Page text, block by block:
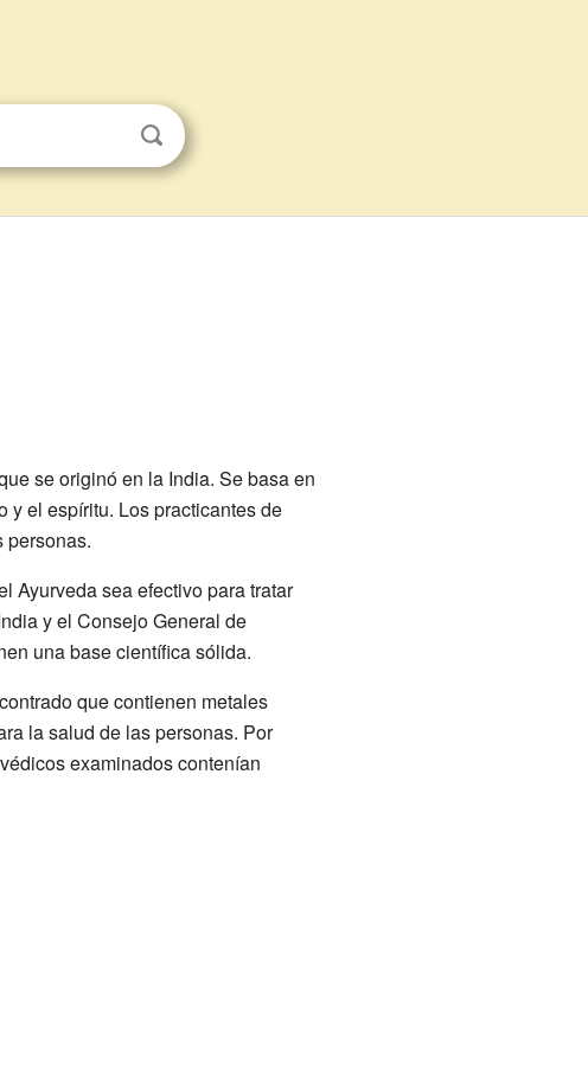
se originó en la India. Se basa en
y el espíritu. Los practicantes de
personas.
Ayurveda sea efectivo para tratar
y el Consejo General de
una base científica sólida.
que contienen metales
la salud de las personas. Por
examinados contenían